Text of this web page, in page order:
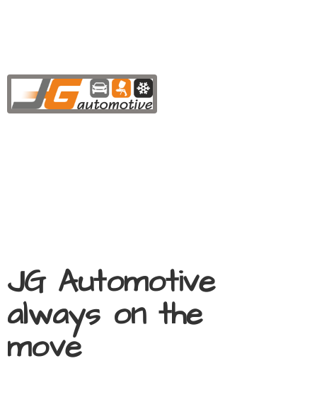
JG Automotive
always on the
move